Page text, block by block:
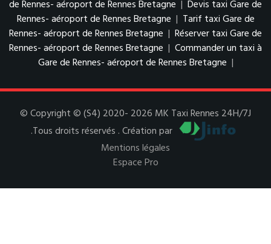
de Rennes- aéroport de Rennes Bretagne | Devis taxi Gare de
Rennes- aéroport de Rennes Bretagne | Tarif taxi Gare de
Rennes- aéroport de Rennes Bretagne | Réserver taxi Gare de
Rennes- aéroport de Rennes Bretagne | Commander un taxi à
Gare de Rennes- aéroport de Rennes Bretagne |
© Copyright © (S4) 2020- 2026 MK Taxi Rennes 24H/7J
.Tous droits réservés . Création par
Mentions légales
Espace Pro